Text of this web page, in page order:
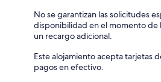
No se garantizan las solicitudes
disponibilidad en el momento de
un recargo adicional.
Este alojamiento acepta tarjetas
pagos en efectivo.